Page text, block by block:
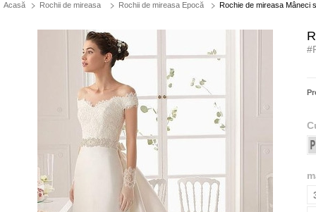
Acasă Rochii de mireasa Rochii de mireasa Epocă Rochie de mireasa Mâneci